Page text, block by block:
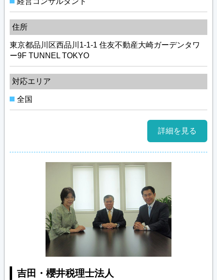
住所
東京都品川区西品川1-1-1 住友不動産大崎ガーデンタワ
ー9F TUNNEL TOKYO
対応エリア
全国
詳細を見る
吉田・櫻井税理士法人